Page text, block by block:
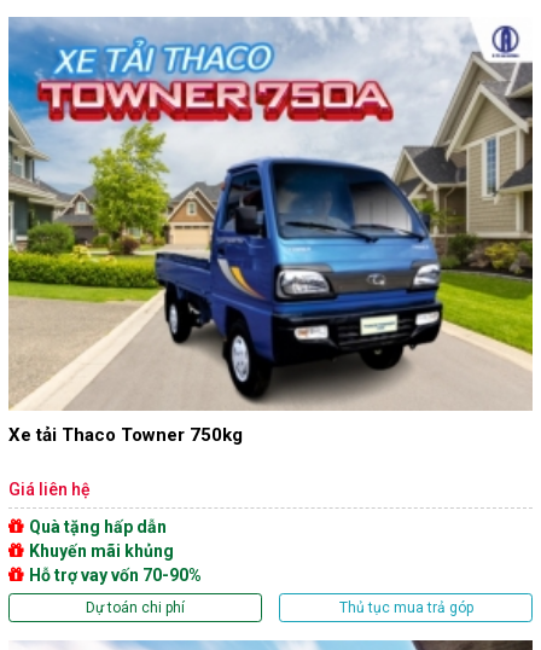
Xe tải Thaco Towner 750kg
Giá liên hệ
Quà tặng hấp dẫn
Khuyến mãi khủng
Hỗ trợ vay vốn 70-90%
Dự toán chi phí Thủ tục mua trả góp